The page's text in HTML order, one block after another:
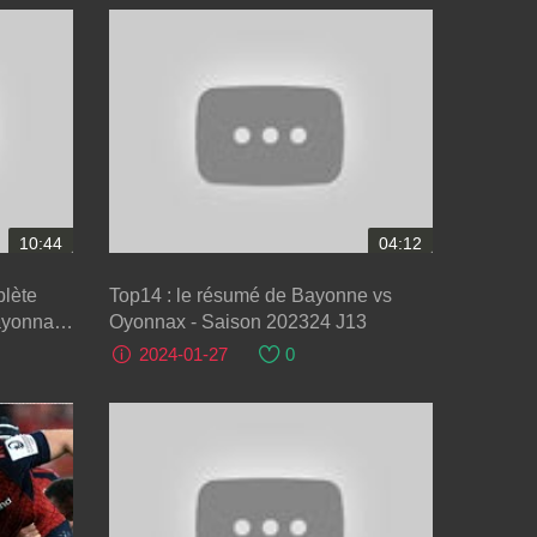
10:44 04:12
Top14 : le résumé de Bayonne vs
Oyonnax - Saison 202324 J13
2024-01-27
0